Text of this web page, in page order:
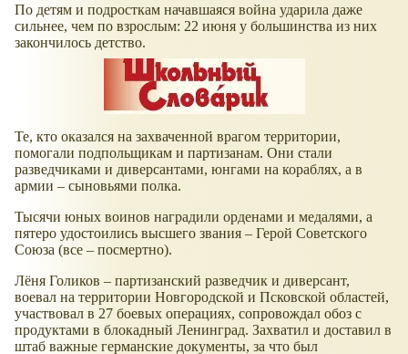
По детям и подросткам начавшаяся война ударила даже
сильнее, чем по взрослым: 22 июня у большинства из них
закончилось детство.
Те, кто оказался на захваченной врагом территории,
помогали подпольщикам и партизанам. Они стали
разведчиками и диверсантами, юнгами на кораблях, а в
армии – сыновьями полка.
Тысячи юных воинов наградили орденами и медалями, а
пятеро удостоились высшего звания – Герой Советского
Союза (все – посмертно).
Лёня Голиков – партизанский разведчик и диверсант,
воевал на территории Новгородской и Псковской областей,
участвовал в 27 боевых операциях, сопровождал обоз с
продуктами в блокадный Ленинград. Захватил и доставил в
штаб важные германские документы, за что был